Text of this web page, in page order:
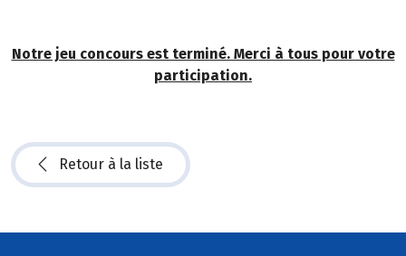
Notre jeu concours est terminé. Merci à tous pour votre
participation.
Retour à la liste